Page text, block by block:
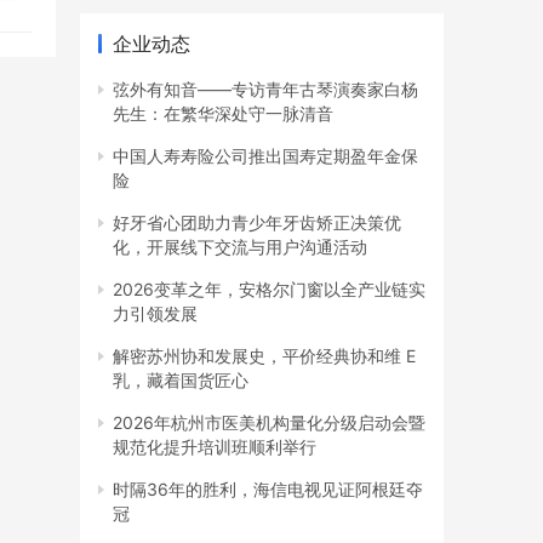
企业动态
弦外有知音——专访青年古琴演奏家白杨
先生：在繁华深处守一脉清音
中国人寿寿险公司推出国寿定期盈年金保
险
好牙省心团助力青少年牙齿矫正决策优
化，开展线下交流与用户沟通活动
2026变革之年，安格尔门窗以全产业链实
力引领发展
解密苏州协和发展史，平价经典协和维 E
乳，藏着国货匠心
2026年杭州市医美机构量化分级启动会暨
规范化提升培训班顺利举行
时隔36年的胜利，海信电视见证阿根廷夺
冠